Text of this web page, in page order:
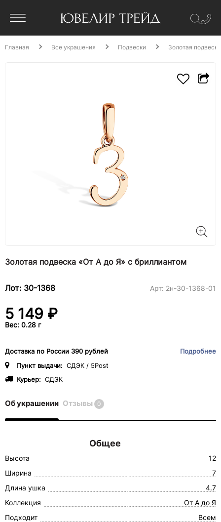
Главная Все украшения Подвески Золотая
Золотая подвеска «От А до Я» с бриллиантом
Лот: 30-1368 Арт: 2н-30-1368-01
5 149 ₽
Вес: 0.28 г
Доставка по России 390 рублей
Подробнее
Пункт выдачи: СДЭК / 5Post
Курьер: СДЭК
Об украшении Отзывы 0
Общее
Высота
12
Ширина
7
Длина ушка
4.7
Коллекция
От А до Я
Подходит
Всем